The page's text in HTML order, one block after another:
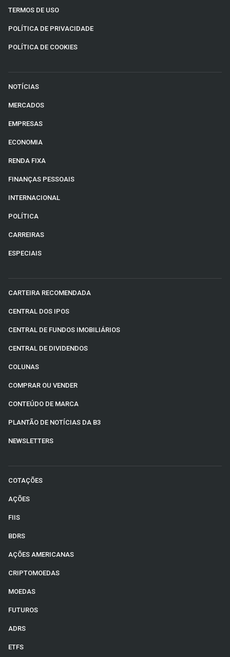
TERMOS DE USO
POLÍTICA DE PRIVACIDADE
POLÍTICA DE COOKIES
NOTÍCIAS
MERCADOS
EMPRESAS
ECONOMIA
RENDA FIXA
FINANÇAS PESSOAIS
INTERNACIONAL
POLÍTICA
CARREIRAS
ESPECIAIS
CARTEIRA RECOMENDADA
CENTRAL DOS IPOS
CENTRAL DE FUNDOS IMOBILIÁRIOS
CENTRAL DE DIVIDENDOS
COLUNAS
COMPRAR OU VENDER
CONTEÚDO DE MARCA
PLANTÃO DE NOTÍCIAS DA B3
NEWSLETTERS
COTAÇÕES
AÇÕES
FIIS
BDRS
AÇÕES AMERICANAS
CRIPTOMOEDAS
MOEDAS
FUTUROS
ADRS
ETFS